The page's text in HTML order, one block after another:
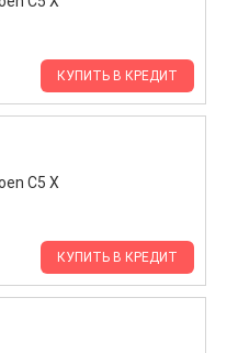
КУПИТЬ В КРЕДИТ
КУПИТЬ В КРЕДИТ